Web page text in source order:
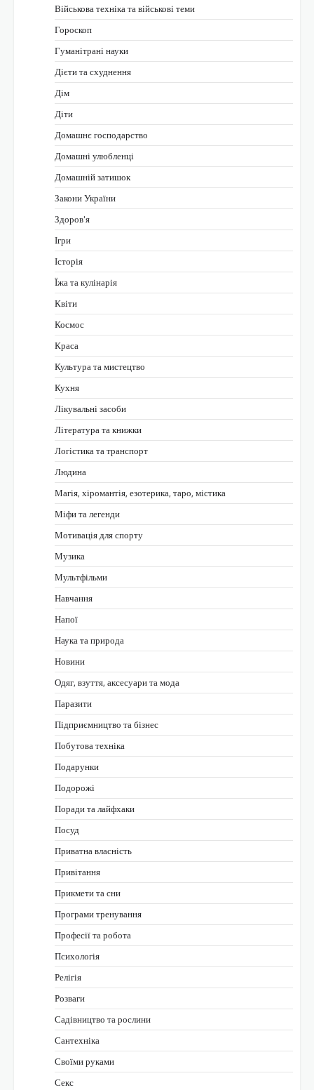
Військова техніка та військові теми
Гороскоп
Гуманітрані науки
Дієти та схуднення
Дім
Діти
Домашнє господарство
Домашні улюбленці
Домашній затишок
Закони України
Здоров'я
Ігри
Історія
Їжа та кулінарія
Квіти
Космос
Краса
Культура та мистецтво
Кухня
Лікувальні засоби
Література та книжки
Логістика та транспорт
Людина
Магія, хіромантія, езотерика, таро, містика
Міфи та легенди
Мотивація для спорту
Музика
Мультфільми
Навчання
Напої
Наука та природа
Новини
Одяг, взуття, аксесуари та мода
Паразити
Підприємництво та бізнес
Побутова техніка
Подарунки
Подорожі
Поради та лайфхаки
Посуд
Приватна власність
Привітання
Прикмети та сни
Програми тренування
Професії та робота
Психологія
Релігія
Розваги
Садівництво та рослини
Сантехніка
Своїми руками
Секс